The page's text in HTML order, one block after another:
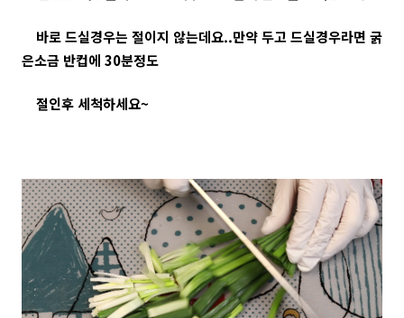
바로 드실경우는 절이지 않는데요..만약 두고 드실경우라면 굵
은소금 반컵에 30분정도
절인후 세척하세요~